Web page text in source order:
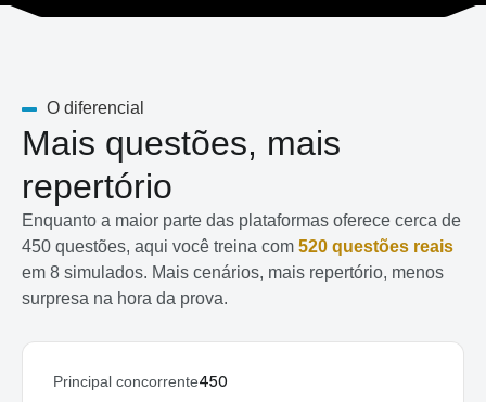
O diferencial
Mais questões, mais
repertório
Enquanto a maior parte das plataformas oferece cerca de
450 questões, aqui você treina com 520 questões reais
em 8 simulados. Mais cenários, mais repertório, menos
surpresa na hora da prova.
Principal concorrente450